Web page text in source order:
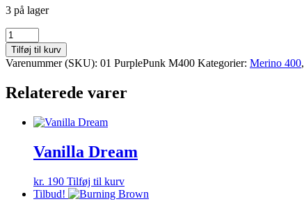
3 på lager
Purple
Punk
antal
Tilføj til kurv
Varenummer (SKU): 01 PurplePunk M400 Kategorier: Merino 400,
Relaterede varer
Vanilla Dream
kr. 190 Tilføj til kurv
Tilbud!